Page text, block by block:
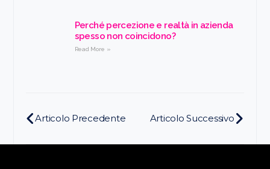
Perché percezione e realtà in azienda
spesso non coincidono?
Read More »
Articolo Precedente Articolo Successivo